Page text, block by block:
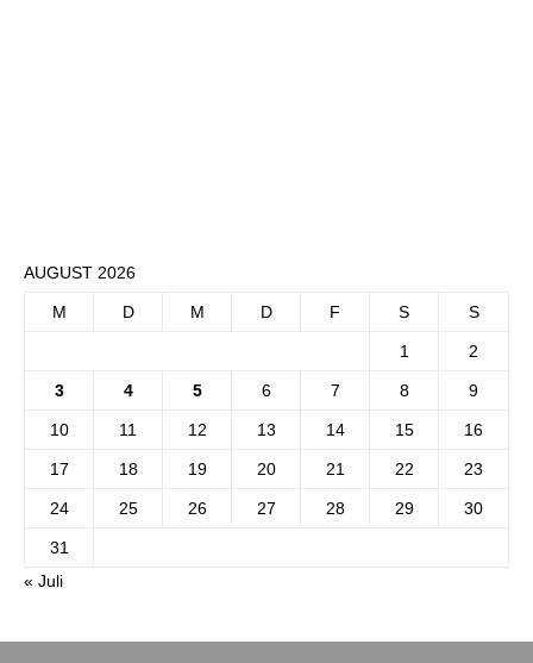
AUGUST 2026
M D M D F S S
1 2
3 4 5 6 7 8 9
10 11 12 13 14 15 16
17 18 19 20 21 22 23
24 25 26 27 28 29 30
31
« Juli